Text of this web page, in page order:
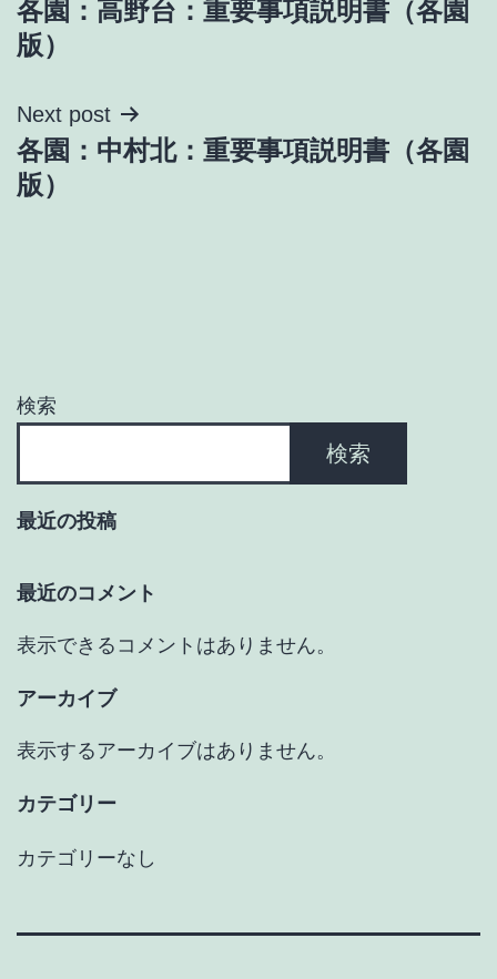
稿
ビ
ゲ
ン
各園：高野台：重要事項説明書（各園
版）
Next post
各園：中村北：重要事項説明書（各園
版）
検索
検索
最近の投稿
最近のコメント
表示できるコメントはありません。
アーカイブ
表示するアーカイブはありません。
カテゴリー
カテゴリーなし